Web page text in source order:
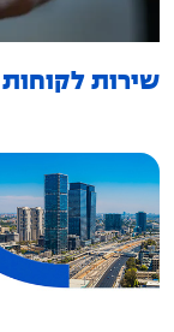
שירות לקוחות